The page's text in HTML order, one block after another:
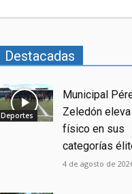
Destacadas
Deportes
Municipal
Zeledón
físico en sus
categorías
4 de agosto de